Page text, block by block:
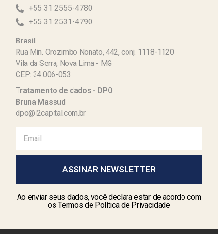
+55 31 2555-4780
+55 31 2531-4790
Brasil
Rua Min. Orozimbo Nonato, 442, conj. 1118-1120
Vila da Serra, Nova Lima - MG
CEP: 34.006-053
Tratamento de dados - DPO
Bruna Massud
dpo@l2capital.com.br
ASSINAR NEWSLETTER
Ao enviar seus dados, você declara estar de acordo com
os Termos de Política de Privacidade